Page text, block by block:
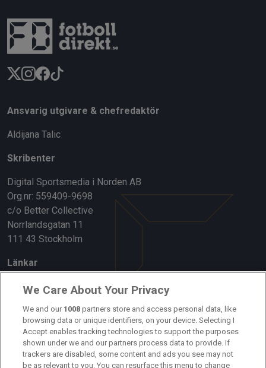
Ansvarig utgivare & chefredaktör
Aldijana Talic
Skribenter
Digital Sportsmedia i Norden AB
Org.nr: 559409-9698
c/o Better Collective
Norrlandsgatan 11
111 43 Stockholm
Länkar
Om oss
Kontakta oss
Kundtjänst
Sponsor: Rekatochklart
We Care About Your Privacy
We and our 1008 partners store and access personal data, like
browsing data or unique identifiers, on your device. Selecting I
Accept enables tracking technologies to support the purposes
shown under we and our partners process data to provide. If
trackers are disabled, some content and ads you see may not
be as relevant to you. You can resurface this menu to change